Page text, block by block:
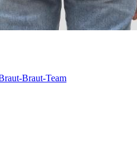
Braut-Team